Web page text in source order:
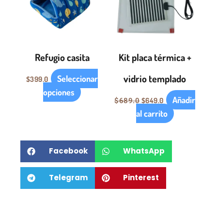
Refugio casita
$399.0
Seleccionar
opciones
múltiples
variantes.
se
pueden
elegir
en
de
producto
Kit placa térmica +
vidrio templado
$689.0 $649.0
Añadir
al carrito
Facebook WhatsApp
Telegram Pinterest